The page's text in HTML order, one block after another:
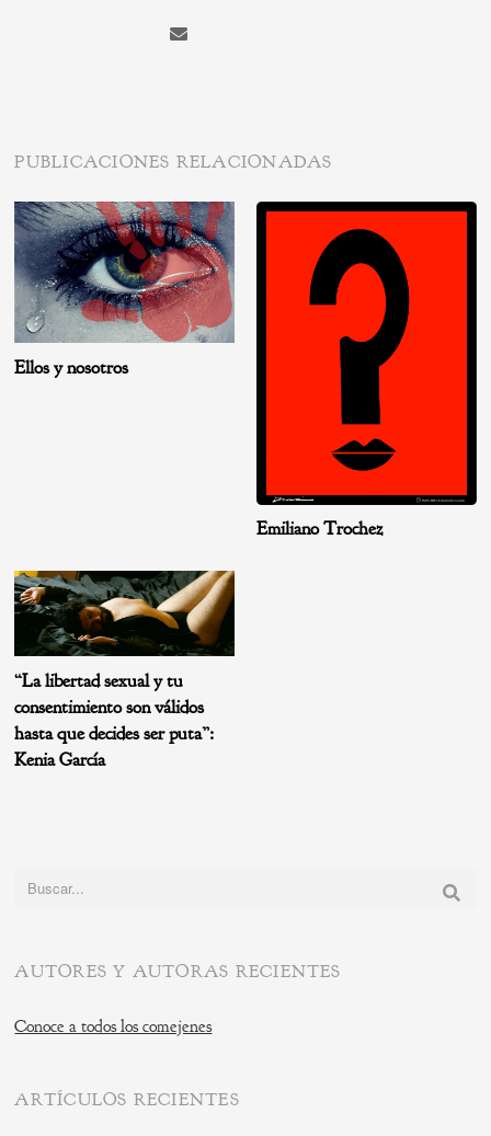
PUBLICACIONES RELACIONADAS
Ellos y nosotros
Emiliano Trochez
“La libertad sexual y tu
consentimiento son válidos
hasta que decides ser puta”:
Kenia García
Buscar:
AUTORES Y AUTORAS RECIENTES
Conoce a todos los comejenes
ARTÍCULOS RECIENTES